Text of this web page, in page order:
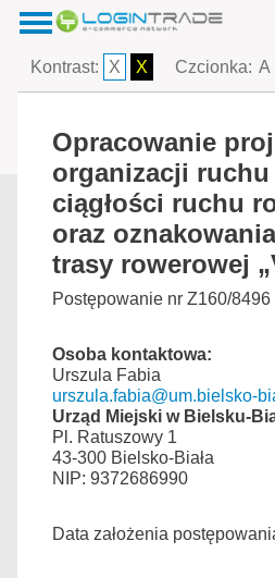
Kontrast: X X Czcionka: A
Opracowanie
organizacji
ciągłości ruchu
oraz
trasy rowerowej
Postępowanie nr Z160/8496
Osoba kontaktowa:
Urszula Fabia
urszula.fabia@um.bielsko-
Urząd Miejski w Bielsku-
Pl. Ratuszowy 1
43-300 Bielsko-Biała
NIP: 9372686990
Data założenia